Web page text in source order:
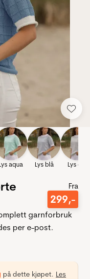
aqua Lys blå Lys grå
Fra
299,-
garnforbruk
per e-post.
på dette kjøpet. Les